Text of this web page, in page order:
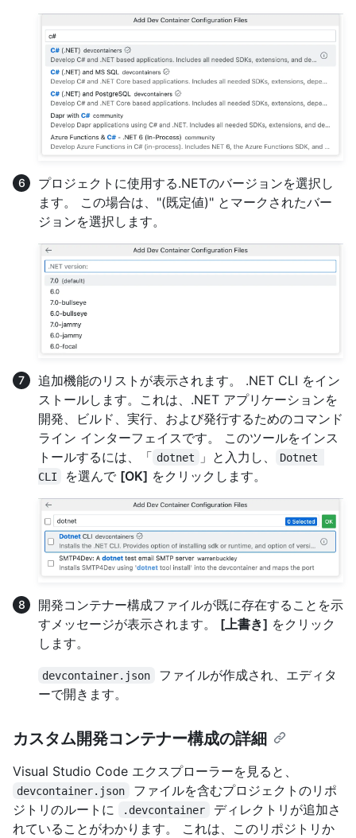
プロジェクトに使用する.NETのバージョンを選択し
ます。 この場合は、"(既定値)" とマークされたバー
ジョンを選択します。
追加機能のリストが表示されます。 .NET CLI をイン
ストールします。これは、.NET アプリケーションを
開発、ビルド、実行、および発行するためのコマンド
ライン インターフェイスです。 このツールをインス
トールするには、「 dotnet 」と入力し、
Dotnet
CLI
を選んで [OK] をクリックします。
開発コンテナー構成ファイルが既に存在することを示
すメッセージが表示されます。 [上書き] をクリック
します。
devcontainer.json
ファイルが作成され、エディタ
ーで開きます。
カスタム開発コンテナー構成の詳細
Visual Studio Code エクスプローラーを見ると、
devcontainer.json
ファイルを含むプロジェクトのリポ
ジトリのルートに
.devcontainer
ディレクトリが追加さ
れていることがわかります。 これは、このリポジトリか